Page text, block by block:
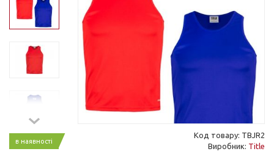
в наявності
Код товару: TBJR2
Виробник: Title